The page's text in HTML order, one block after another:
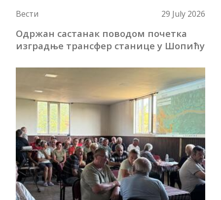
Вести 29 July 2026
Одржан састанак поводом почетка
изградње трансфер станице у Шопићу